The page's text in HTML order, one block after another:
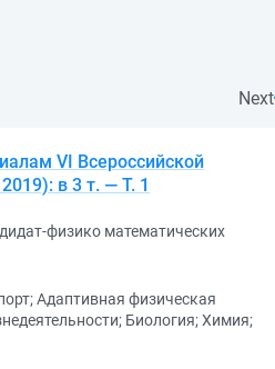
Next
VI Всероссийской
в 3 т. — Т. 1
физико математических
Адаптивная физическая
Биология; Химия;